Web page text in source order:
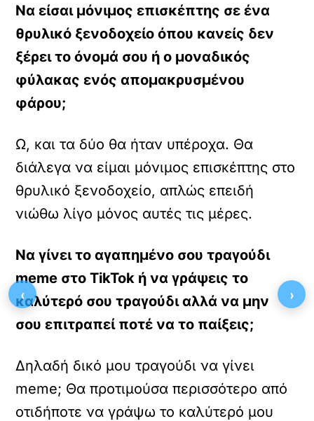
Να είσαι μόνιμος επισκέπτης σε ένα
θρυλικό ξενοδοχείο όπου κανείς δεν
ξέρει το όνομά σου ή ο μοναδικός
φύλακας ενός απομακρυσμένου
φάρου;
Ω, και τα δύο θα ήταν υπέροχα. Θα
διάλεγα να είμαι μόνιμος επισκέπτης στο
θρυλικό ξενοδοχείο, απλώς επειδή
νιώθω λίγο μόνος αυτές τις μέρες.
Να γίνει το αγαπημένο σου τραγούδι
meme στο TikTok ή να γράψεις το
καλύτερό σου τραγούδι αλλά να μην
σου επιτραπεί ποτέ να το παίξεις;
Δηλαδή δικό μου τραγούδι να γίνει
meme; Θα προτιμούσα περισσότερο από
οτιδήποτε να γράψω το καλύτερό μου
‹ ›